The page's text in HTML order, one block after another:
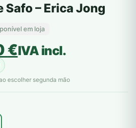
Safo – Erica Jong
em loja
€IVA incl.
escolher segunda mão